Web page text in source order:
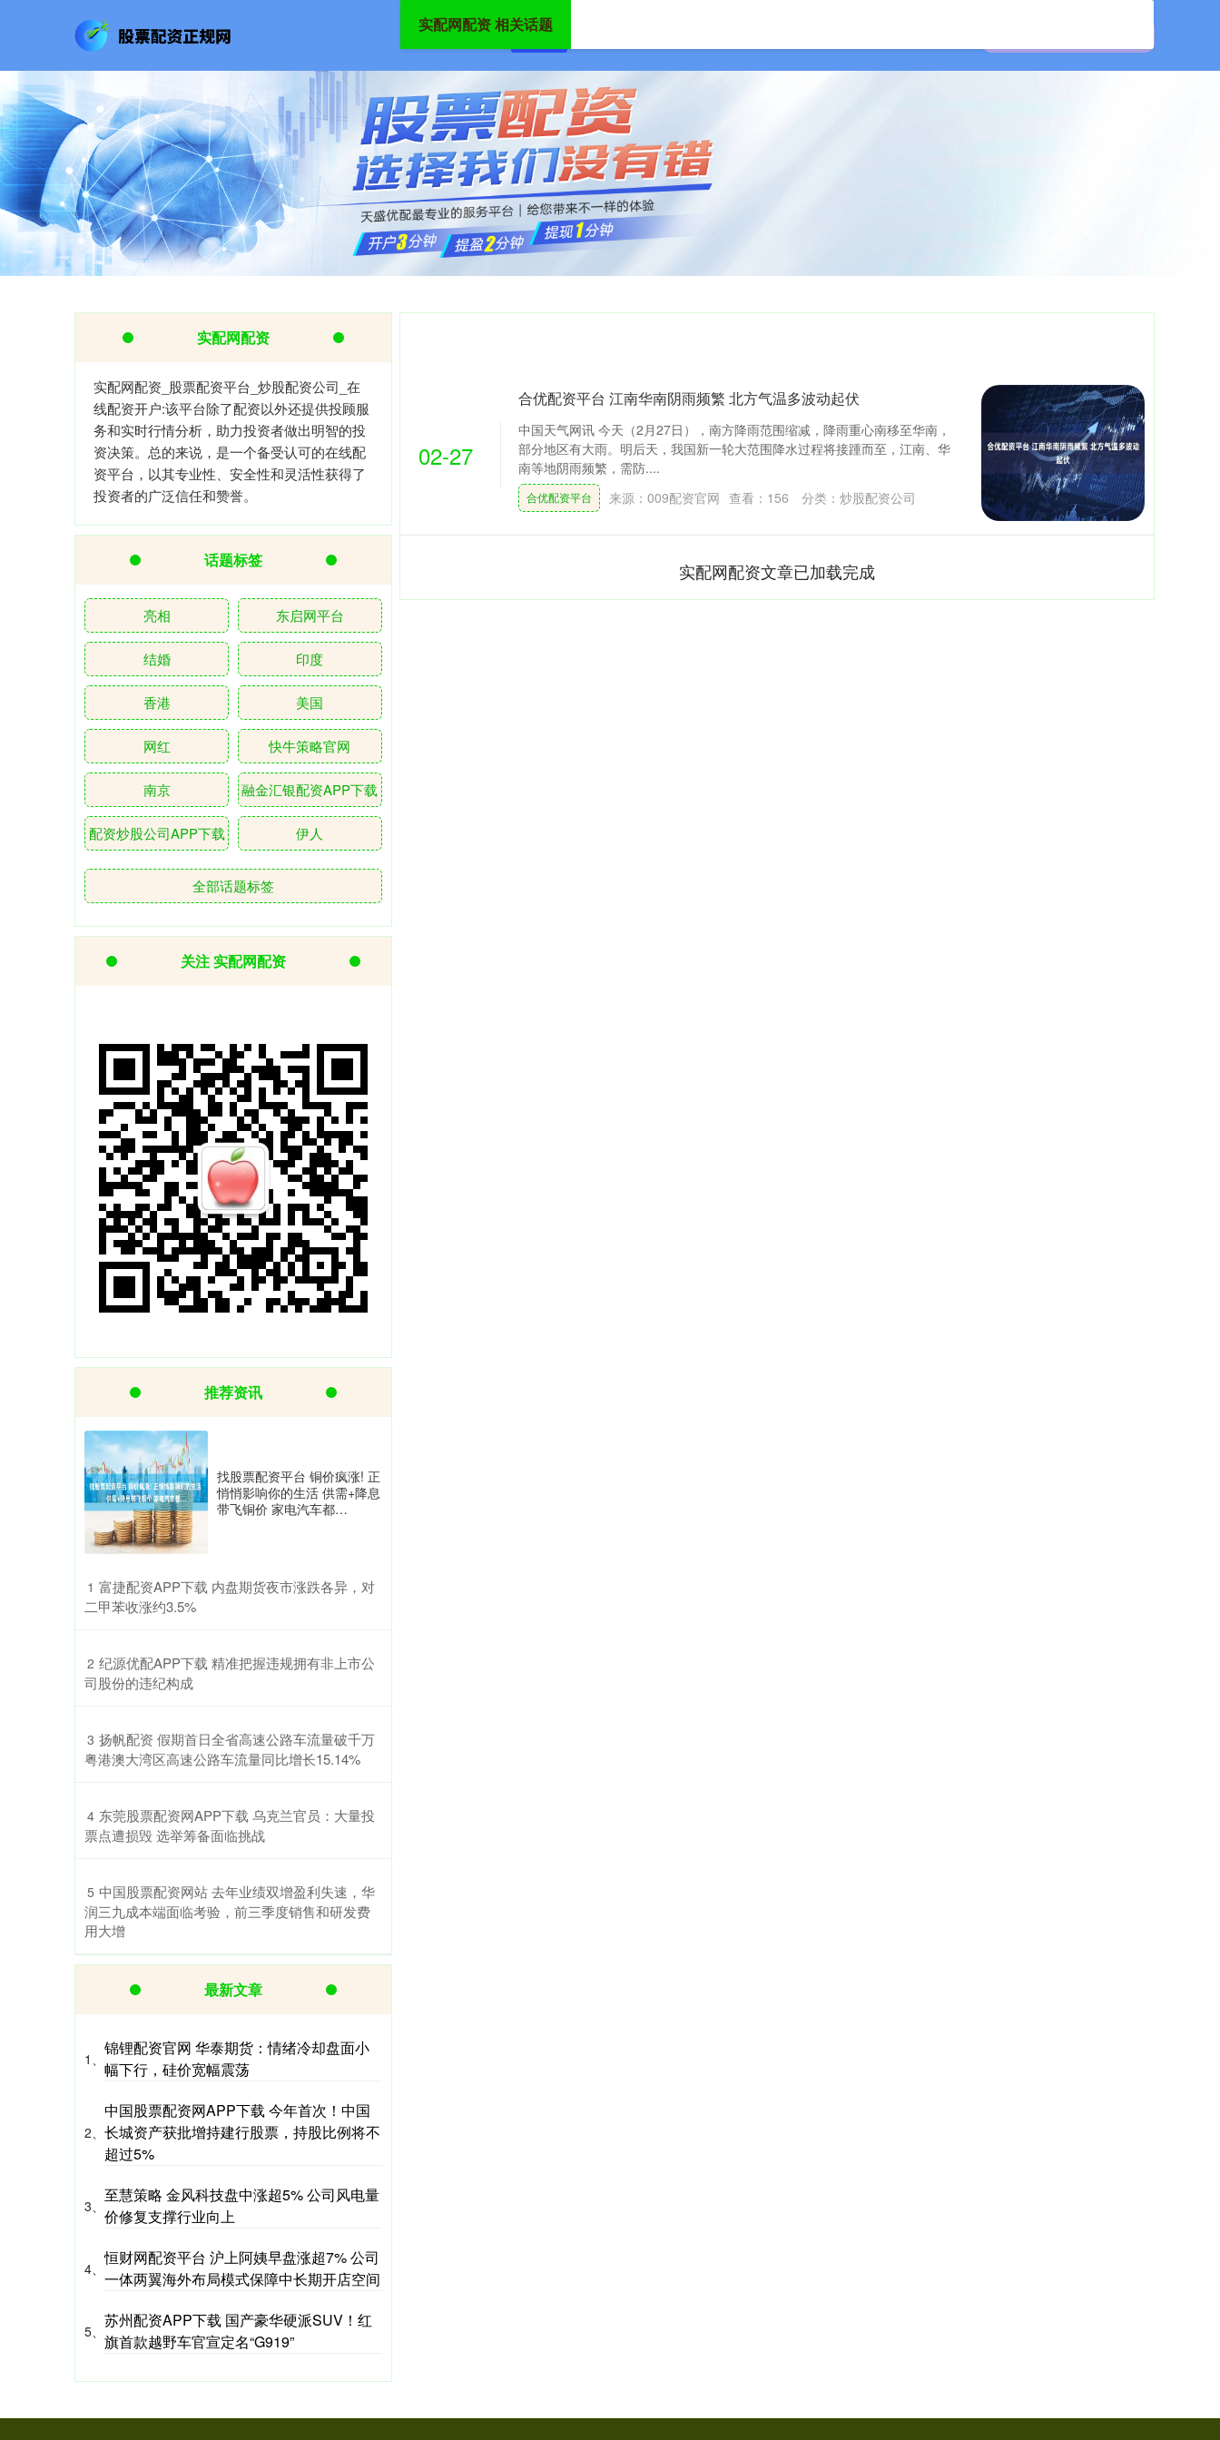
首页
实配网配资 相关话题
02-27
合优配资平台 江南华南阴雨频繁 北方气温多波动起伏
中国天气网讯 今天（2月27日），南方降雨范围缩减，降雨重心南移至华南，
部分地区有大雨。明后天，我国新一轮大范围降水过程将接踵而至，江南、华
南等地阴雨频繁，需防....
合优配资平台 来源：009配资官网 查看： 156 分类： 炒股配资公司
实配网配资文章已加载完成
实配网配资
实配网配资_股票配资平台_炒股配资公司_在
线配资开户:该平台除了配资以外还提供投顾服
务和实时行情分析，助力投资者做出明智的投
资决策。总的来说，是一个备受认可的在线配
资平台，以其专业性、安全性和灵活性获得了
投资者的广泛信任和赞誉。
话题标签
亮相 东启网平台
结婚 印度
香港 美国
网红 快牛策略官网
南京 融金汇银配资APP下载
配资炒股公司APP下载 伊人
全部话题标签
关注 实配网配资
推荐资讯
找股票配资平台 铜价疯涨! 正
悄悄影响你的生活 供需+降息
带飞铜价 家电汽车都…
1 ​富捷配资APP下载 内盘期货夜市涨跌各异，对
二甲苯收涨约3.5%
2 ​纪源优配APP下载 精准把握违规拥有非上市公
司股份的违纪构成
3 ​扬帆配资 假期首日全省高速公路车流量破千万
粤港澳大湾区高速公路车流量同比增长15.14%
4 ​东莞股票配资网APP下载 乌克兰官员：大量投
票点遭损毁 选举筹备面临挑战
5 ​中国股票配资网站 去年业绩双增盈利失速，华
润三九成本端面临考验，前三季度销售和研发费
用大增
最新文章
1、
锦锂配资官网 华泰期货：情绪冷却盘面小
幅下行，硅价宽幅震荡
2、
中国股票配资网APP下载 今年首次！中国
长城资产获批增持建行股票，持股比例将不
超过5%
3、
至慧策略 金风科技盘中涨超5% 公司风电量
价修复支撑行业向上
4、
恒财网配资平台 沪上阿姨早盘涨超7% 公司
一体两翼海外布局模式保障中长期开店空间
5、
苏州配资APP下载 国产豪华硬派SUV！红
旗首款越野车官宣定名“G919”